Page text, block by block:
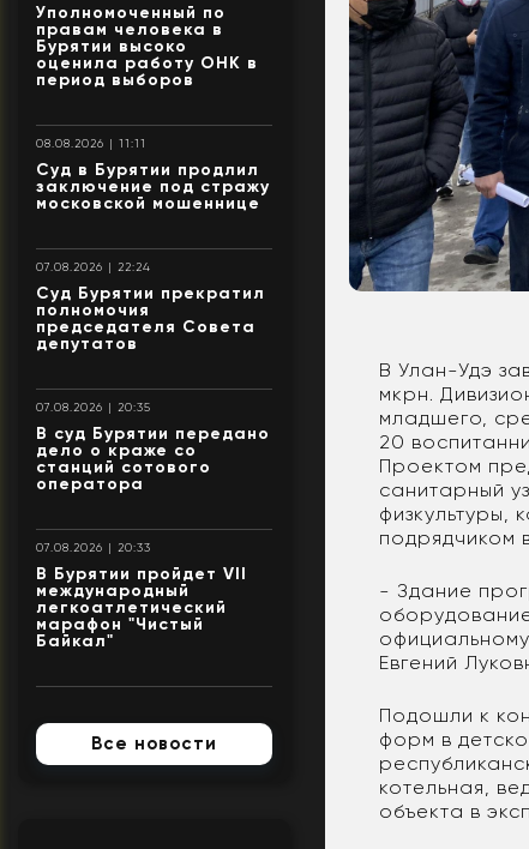
Уполномоченный по
правам человека в
Бурятии высоко
оценила работу ОНК в
период выборов
08.08.2026 | 11:11
Суд в Бурятии продлил
заключение под стражу
московской мошеннице
07.08.2026 | 22:24
Суд Бурятии прекратил
полномочия
председателя Совета
депутатов
07.08.2026 | 20:35
В суд Бурятии передано
дело о краже со
станций сотового
оператора
07.08.2026 | 20:33
В Бурятии пройдет VII
международный
легкоатлетический
марафон "Чистый
Байкал"
Все новости
В Улан-Удэ
мкрн.
младшего,
20
Проектом
санитарный
физкультуры,
подрядчиком
- Здание
Евгений
Подошли к
форм в
котельная,
объекта в